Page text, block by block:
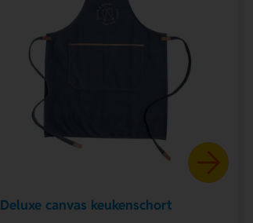
Deluxe canvas keukenschort